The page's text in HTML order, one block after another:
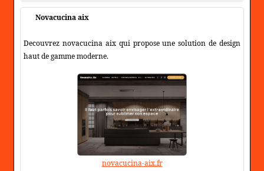
Novacucina aix
Decouvrez novacucina aix qui propose une solution de design
haut de gamme moderne.
novacucina-aix.fr